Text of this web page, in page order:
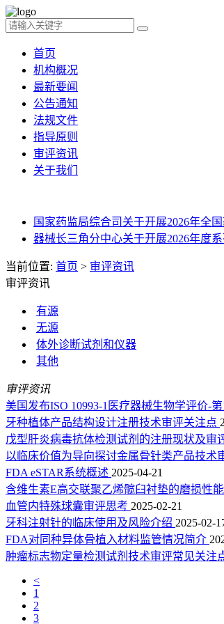
首页
机构概况
最新要闻
公告通知
法规文件
指导原则
审评资讯
关于我们
国家药监局综合司关于开展2026年全
器械长三角分中心关于开展2026年度
当前位置: 首页 > 审评资讯
审评资讯
有源
无源
体外诊断试剂和仪器
其他
审评资讯
美国发布ISO 10993-1医疗器械生物学评价-
牙种植体产品结构设计注册技术审评关注点
戊型肝炎病毒抗体检测试剂的注册现状及审
以临床价值为导向探讨金属骨针类产品技术
FDA eSTAR系统概述 2025-04-21
含维生素E高交联聚乙烯髋臼衬垫的磨损性
血管内特殊球囊审评思考 2025-02-21
牙科注射针的临床使用及风险介绍 2025-02-
FDA对同种异体骨植入材料监管情况简介
肿瘤标志物定量检测试剂技术审评常见关注
<
1
2
3